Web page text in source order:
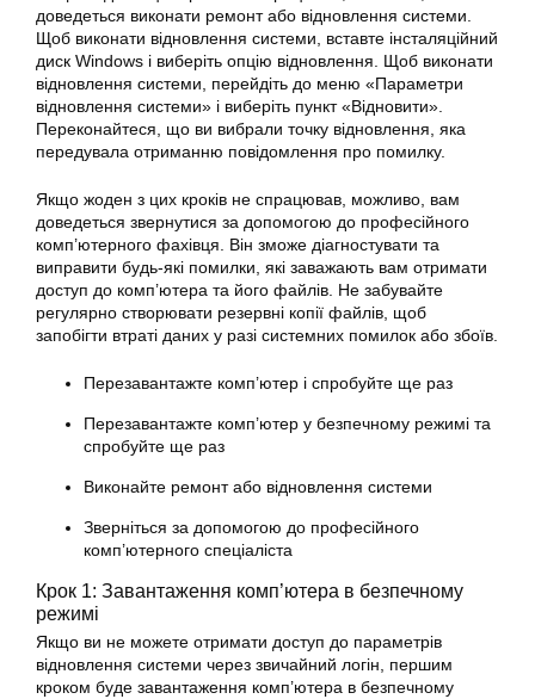
доведеться виконати ремонт або відновлення системи.
Щоб виконати відновлення системи, вставте інсталяційний
диск Windows і виберіть опцію відновлення . Щоб виконати
відновлення системи, перейдіть до меню «Параметри
відновлення системи» і виберіть пункт «Відновити».
Переконайтеся, що ви вибрали точку відновлення, яка
передувала отриманню повідомлення про помилку.
Якщо жоден з цих кроків не спрацював, можливо, вам
доведеться звернутися за допомогою до професійного
комп’ютерного фахівця. Він зможе діагностувати та
виправити будь-які помилки, які заважають вам отримати
доступ до комп’ютера та його файлів. Не забувайте
регулярно створювати резервні копії файлів, щоб
запобігти втраті даних у разі системних помилок або збоїв.
Перезавантажте комп’ютер і спробуйте ще раз
Перезавантажте комп’ютер у безпечному режимі та
спробуйте ще раз
Виконайте ремонт або відновлення системи
Зверніться за допомогою до професійного
комп’ютерного спеціаліста
Крок 1: Завантаження комп’ютера в безпечному
режимі
Якщо ви не можете отримати доступ до параметрів
відновлення системи через звичайний логін, першим
кроком буде завантаження комп’ютера в безпечному